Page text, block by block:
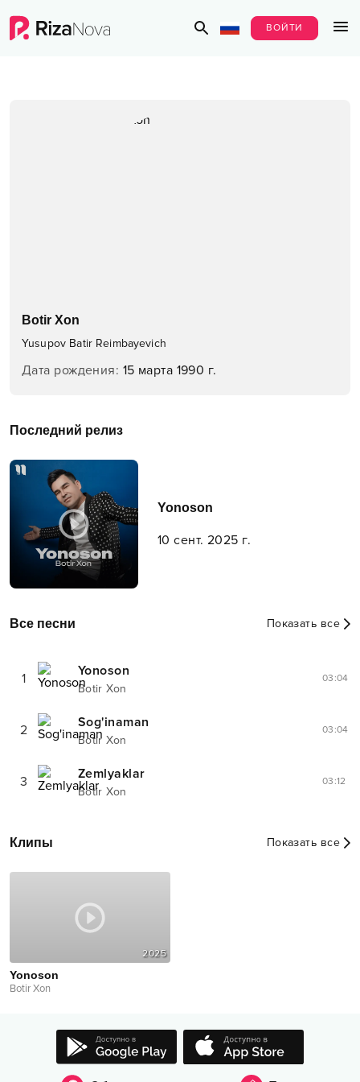
ВОЙТИ
Botir Xon
Yusupov Batir Reimbayevich
Дата рождения: 15 марта 1990 г.
Последний релиз
Yonoson
10 сент. 2025 г.
Все песни Показать все
1 Yonoson
Botir Xon
03:04
2 Sog'inaman
Botir Xon
03:04
3 Zemlyaklar
Botir Xon
03:12
Клипы Показать все
2025
Yonoson
Botir Xon